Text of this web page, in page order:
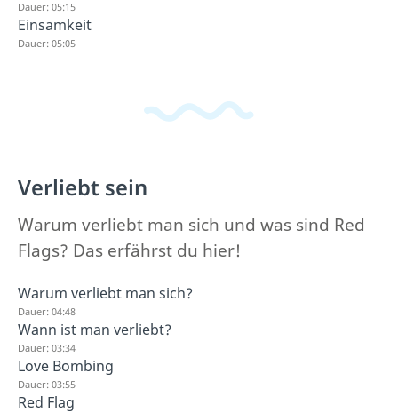
Dauer: 05:15
Einsamkeit
Dauer: 05:05
Verliebt sein
Warum verliebt man sich und was sind Red
Flags? Das erfährst du hier!
Warum verliebt man sich?
Dauer: 04:48
Wann ist man verliebt?
Dauer: 03:34
Love Bombing
Dauer: 03:55
Red Flag